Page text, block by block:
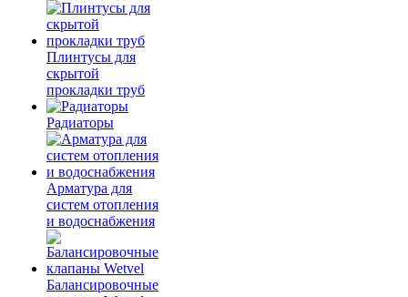
Плинтусы для
скрытой
прокладки труб
Радиаторы
Арматура для
систем отопления
и водоснабжения
Балансировочные